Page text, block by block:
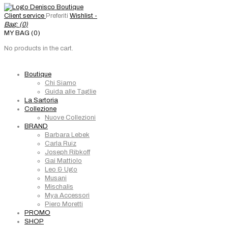
Client service Preferiti Wishlist -
Bag: (0)
MY BAG (0)
No products in the cart.
Boutique
Chi Siamo
Guida alle Taglie
La Sartoria
Collezione
Nuove Collezioni
BRAND
Barbara Lebek
Carla Ruiz
Joseph Ribkoff
Gai Mattiolo
Leo & Ugo
Musani
Mischalis
Mya Accessori
Piero Moretti
PROMO
SHOP